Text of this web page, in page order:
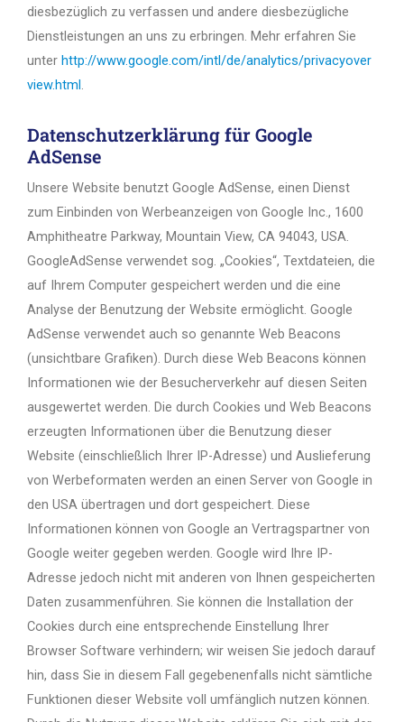
diesbezüglich zu verfassen und andere diesbezügliche
Dienstleistungen an uns zu erbringen. Mehr erfahren Sie
unter http://www.google.com/intl/de/analytics/privacyover
view.html.
Datenschutzerklärung für Google
AdSense
Unsere Website benutzt Google AdSense, einen Dienst
zum Einbinden von Werbeanzeigen von Google Inc., 1600
Amphitheatre Parkway, Mountain View, CA 94043, USA.
GoogleAdSense verwendet sog. „Cookies“, Textdateien, die
auf Ihrem Computer gespeichert werden und die eine
Analyse der Benutzung der Website ermöglicht. Google
AdSense verwendet auch so genannte Web Beacons
(unsichtbare Grafiken). Durch diese Web Beacons können
Informationen wie der Besucherverkehr auf diesen Seiten
ausgewertet werden. Die durch Cookies und Web Beacons
erzeugten Informationen über die Benutzung dieser
Website (einschließlich Ihrer IP-Adresse) und Auslieferung
von Werbeformaten werden an einen Server von Google in
den USA übertragen und dort gespeichert. Diese
Informationen können von Google an Vertragspartner von
Google weiter gegeben werden. Google wird Ihre IP-
Adresse jedoch nicht mit anderen von Ihnen gespeicherten
Daten zusammenführen. Sie können die Installation der
Cookies durch eine entsprechende Einstellung Ihrer
Browser Software verhindern; wir weisen Sie jedoch darauf
hin, dass Sie in diesem Fall gegebenenfalls nicht sämtliche
Funktionen dieser Website voll umfänglich nutzen können.